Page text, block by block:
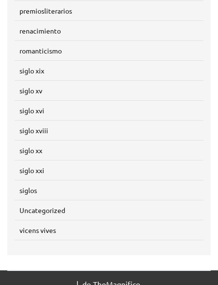
premiosliterarios
renacimiento
romanticismo
siglo xix
siglo xv
siglo xvi
siglo xviii
siglo xx
siglo xxi
siglos
Uncategorized
vicens vives